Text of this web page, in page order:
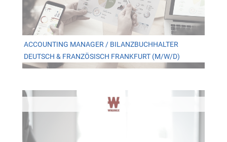
ACCOUNTING MANAGER / BILANZBUCHHALTER
DEUTSCH & FRANZÖSISCH FRANKFURT (M/W/D)